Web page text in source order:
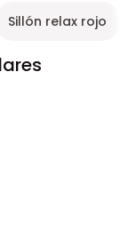
Sillón relax rojo